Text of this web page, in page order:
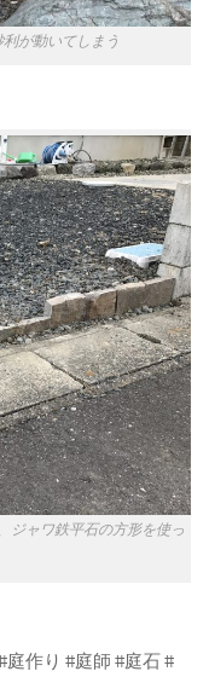
が動いてしまう
ジャワ鉄平石の方形を使っ
作り #庭師 #庭石 #